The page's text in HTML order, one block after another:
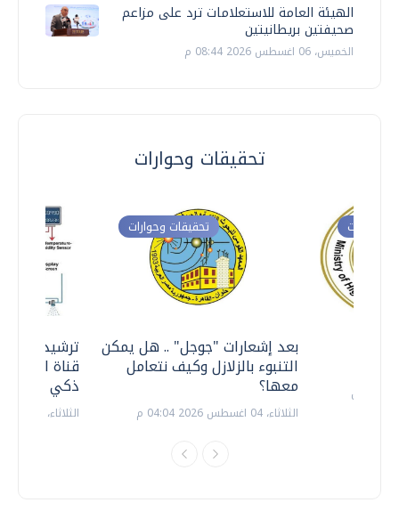
الهيئة العامة للاستعلامات ترد على مزاعم
صحيفتين بريطانيتين
الخميس، 06 اغسطس 2026 08:44 م
تحقيقات وحوارات
ترشيدا
قناة
ذكي
الثلاثاء، 14 يوليو 2026 06:11 م
تحقيقات وحوارات
بعد إشعارات "جوجل" .. هل يمكن
التنبوء بالزلازل وكيف نتعامل
معها؟
الثلاثاء، 04 اغسطس 2026 04:04 م
وحوارات